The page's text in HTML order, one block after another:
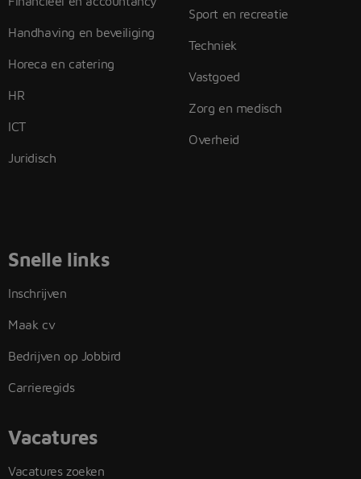
Handhaving en beveiliging
Horeca en catering
HR
ICT
Juridisch
Sport en recreatie
Techniek
Vastgoed
Zorg en medisch
Overheid
Snelle links
Inschrijven
Maak cv
Bedrijven op Jobbird
Carrieregids
Vacatures
Vacatures zoeken